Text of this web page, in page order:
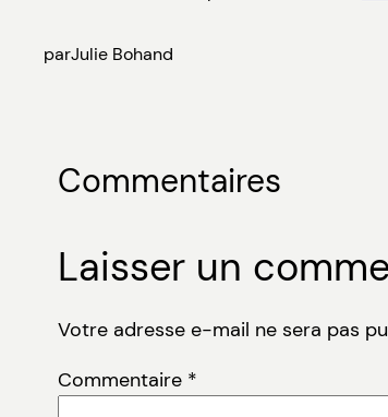
parJulie Bohand
Commentaires
Laisser un
Votre adresse e-mail ne sera pas
Commentaire *